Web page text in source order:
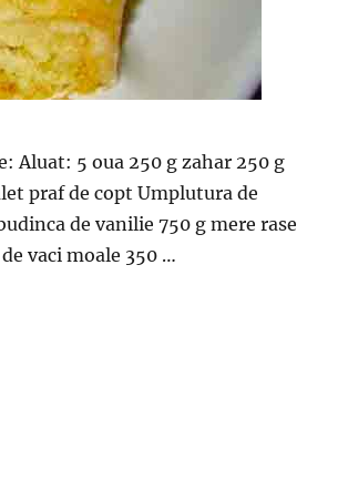
Aluat: 5 oua 250 g zahar 250 g
praf de copt Umplutura de
de vanilie 750 g mere rase
vaci moale 350 …
simplu, foarte gustos si usor de